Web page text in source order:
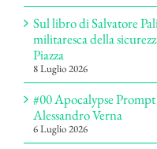
Sul libro di Salvatore
militaresca della
Piazza
8 Luglio 2026
#00 Apocalypse
Alessandro Verna
6 Luglio 2026